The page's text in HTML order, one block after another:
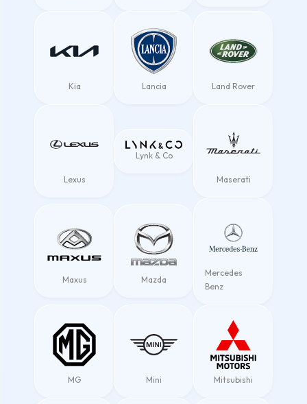
Kia Lancia Land Rover
Lexus
Lynk & Co
Maserati
Maxus Mazda
Mercedes
Benz
MG Mini Mitsubishi